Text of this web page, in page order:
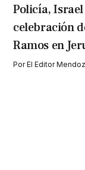
Policía,
celebración
Ramos en
PorEl Editor